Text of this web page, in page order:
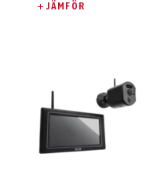
JÄMFÖR